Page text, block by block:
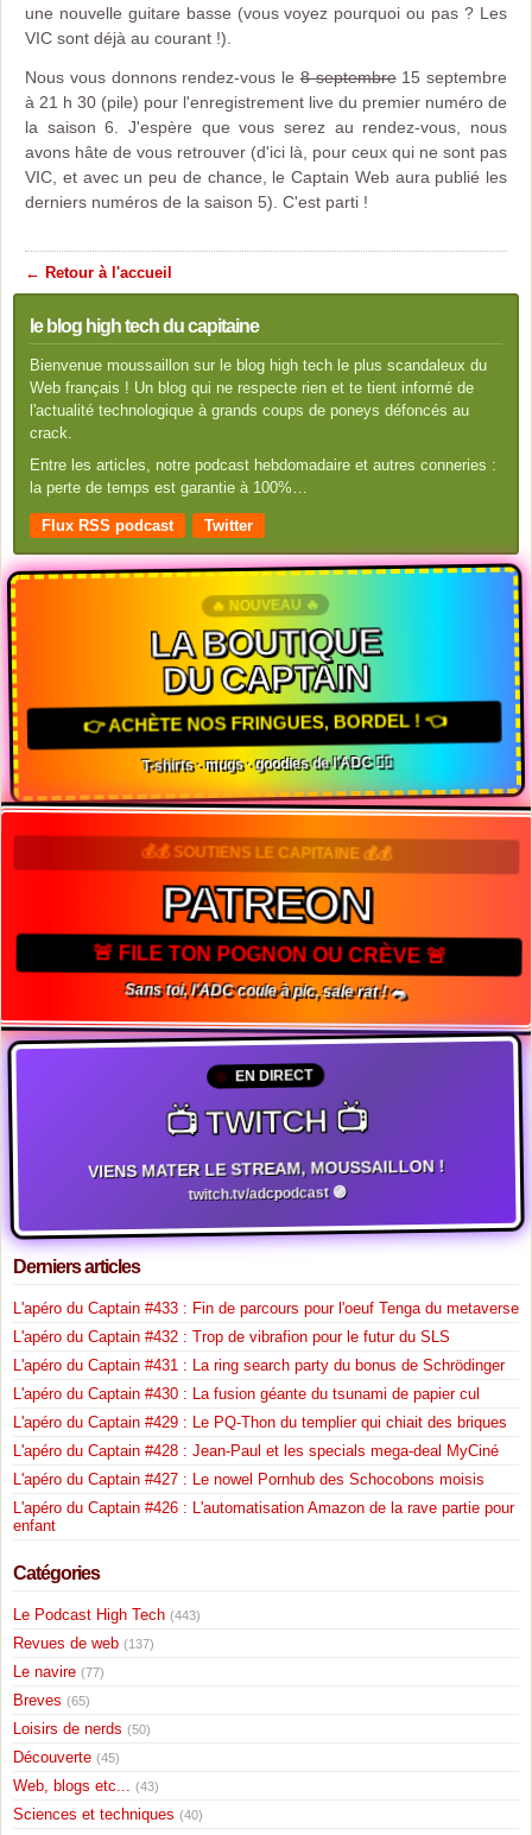
une nouvelle guitare basse (vous voyez pourquoi ou pas ? Les
VIC sont déjà au courant !).
Nous vous donnons rendez-vous le8 septembre15 septembre
à 21 h 30 (pile) pour l'enregistrement live du premier numéro de
la saison 6. J'espère que vous serez au rendez-vous, nous
avons hâte de vous retrouver (d'ici là, pour ceux qui ne sont pas
VIC, et avec un peu de chance, le Captain Web aura publié les
derniers numéros de la saison 5). C'est parti !
← Retour à l'accueil
le blog high tech du capitaine
Bienvenue moussaillon sur le blog high tech le plus scandaleux du
Web français ! Un blog qui ne respecte rien et te tient informé de
l'actualité technologique à grands coups de poneys défoncés au
crack.
Entre les articles, notre podcast hebdomadaire et autres conneries :
la perte de temps est garantie à 100%…
Flux RSS podcast Twitter
🔥 NOUVEAU 🔥
LA BOUTIQUE
DU CAPTAIN
👉 ACHÈTE NOS FRINGUES, BORDEL ! 👈
T-shirts · mugs · goodies de l'ADC 🏴‍☠️
💰💰 SOUTIENS LE CAPITAINE 💰💰
PATREON
🚨 FILE TON POGNON OU CRÈVE 🚨
Sans toi, l'ADC coule à pic, sale rat ! 🐀
EN DIRECT
📺 TWITCH 📺
VIENS MATER LE STREAM, MOUSSAILLON !
twitch.tv/adcpodcast 🟣
Derniers articles
L'apéro du Captain #433 : Fin de parcours pour l'oeuf Tenga du metaverse
L'apéro du Captain #432 : Trop de vibrafion pour le futur du SLS
L'apéro du Captain #431 : La ring search party du bonus de Schrödinger
L'apéro du Captain #430 : La fusion géante du tsunami de papier cul
L'apéro du Captain #429 : Le PQ-Thon du templier qui chiait des briques
L'apéro du Captain #428 : Jean-Paul et les specials mega-deal MyCiné
L'apéro du Captain #427 : Le nowel Pornhub des Schocobons moisis
L'apéro du Captain #426 : L'automatisation Amazon de la rave partie pour
enfant
Catégories
Le Podcast High Tech (443)
Revues de web (137)
Le navire (77)
Breves (65)
Loisirs de nerds (50)
Découverte (45)
Web, blogs etc... (43)
Sciences et techniques (40)